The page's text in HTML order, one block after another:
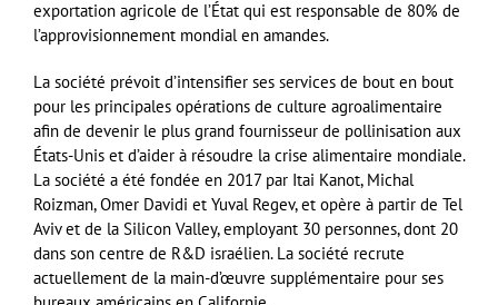
exportation agricole de l’État qui est responsable de 80% de
l’approvisionnement mondial en amandes.
La société prévoit d’intensifier ses services de bout en bout
pour les principales opérations de culture agroalimentaire
afin de devenir le plus grand fournisseur de pollinisation aux
États-Unis et d’aider à résoudre la crise alimentaire mondiale.
La société a été fondée en 2017 par Itai Kanot, Michal
Roizman, Omer Davidi et Yuval Regev, et opère à partir de Tel
Aviv et de la Silicon Valley, employant 30 personnes, dont 20
dans son centre de R&D israélien. La société recrute
actuellement de la main-d’œuvre supplémentaire pour ses